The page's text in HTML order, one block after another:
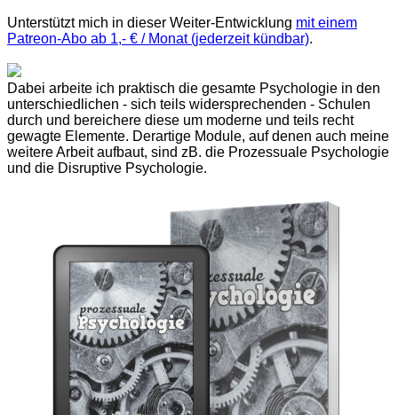
Unterstützt mich in dieser Weiter-Entwicklung mit einem
Patreon-Abo ab 1,- € / Monat (jederzeit kündbar).
Dabei arbeite ich praktisch die gesamte Psychologie in den
unterschiedlichen - sich teils widersprechenden - Schulen
durch und bereichere diese um moderne und teils recht
gewagte Elemente. Derartige Module, auf denen auch meine
weitere Arbeit aufbaut, sind zB. die Prozessuale Psychologie
und die Disruptive Psychologie.